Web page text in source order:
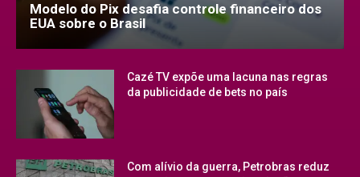
Modelo do Pix desafia controle financeiro dos
EUA sobre o Brasil
Cazé TV expõe uma lacuna nas regras
da publicidade de bets no país
Com alívio da guerra, Petrobras reduz